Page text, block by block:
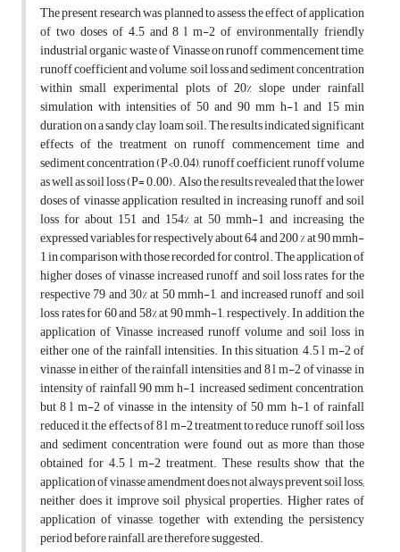
The present research was planned to assess the effect of application
of two doses of 4.5 and 8 l m-2 of environmentally friendly
industrial organic waste of Vinasse on runoff commencement time,
runoff coefficient and volume, soil loss and sediment concentration
within small experimental plots of 20% slope under rainfall
simulation with intensities of 50 and 90 mm h-1 and 15 min
duration on a sandy clay loam soil. The results indicated significant
effects of the treatment on runoff commencement time and
sediment concentration (P<0.04), runoff coefficient, runoff volume
as well as soil loss (P= 0.00). Also the results revealed that the lower
doses of vinasse application resulted in increasing runoff and soil
loss for about 151 and 154% at 50 mmh-1 and increasing the
expressed variables for respectively about 64 and 200 % at 90 mmh-
1 in comparison with those recorded for control. The application of
higher doses of vinasse increased runoff and soil loss rates for the
respective 79 and 30% at 50 mmh-1, and increased runoff and soil
loss rates for 60 and 58% at 90 mmh-1, respectively. In addition, the
application of Vinasse increased runoff volume and soil loss in
either one of the rainfall intensities. In this situation, 4.5 l m-2 of
vinasse in either of the rainfall intensities and 8 l m-2 of vinasse in
intensity of rainfall 90 mm h-1 increased sediment concentration,
but 8 l m-2 of vinasse in the intensity of 50 mm h-1 of rainfall
reduced it, the effects of 8 l m-2 treatment to reduce runoff, soil loss
and sediment concentration were found out as more than those
obtained for 4.5 l m-2 treatment. These results show that the
application of vinasse amendment does not always prevent soil loss;
neither does it improve soil physical properties. Higher rates of
application of vinasse, together with extending the persistency
period before rainfall, are therefore suggested.